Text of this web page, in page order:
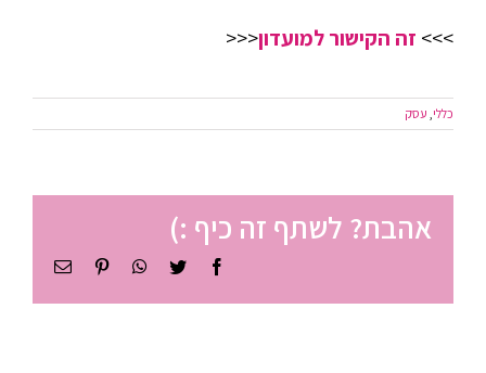
>>> זה הקישור למועדון<<<
כללי, עסק
אהבת? לשתף זה כיף :)
Facebook
Twitter
WhatsApp
Pinterestכתובת